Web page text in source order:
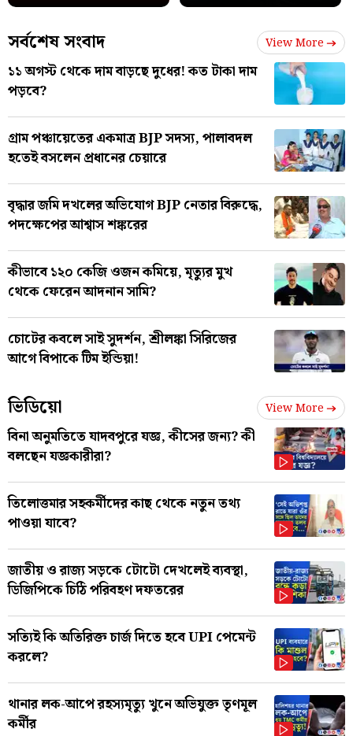
সর্বশেষ সংবাদ View More
১১ অগস্ট থেকে দাম বাড়ছে দুধের! কত টাকা দাম
পড়বে?
গ্রাম পঞ্চায়েতের একমাত্র BJP সদস্য, পালাবদল
হতেই বসলেন প্রধানের চেয়ারে
বৃদ্ধার জমি দখলের অভিযোগ BJP নেতার বিরুদ্ধে,
পদক্ষেপের আশ্বাস শঙ্করের
কীভাবে ১২০ কেজি ওজন কমিয়ে, মৃত্যুর মুখ
থেকে ফেরেন আদনান সামি?
চোটের কবলে সাই সুদর্শন, শ্রীলঙ্কা সিরিজের
আগে বিপাকে টিম ইন্ডিয়া!
ভিডিয়ো View More
বিনা অনুমতিতে যাদবপুরে যজ্ঞ, কীসের জন্য? কী
বলছেন যজ্ঞকারীরা?
তিলোত্তমার সহকর্মীদের কাছ থেকে নতুন তথ্য
পাওয়া যাবে?
জাতীয় ও রাজ্য সড়কে টোটো দেখলেই ব্যবস্থা,
ডিজিপিকে চিঠি পরিবহণ দফতরের
সত্যিই কি অতিরিক্ত চার্জ দিতে হবে UPI পেমেন্ট
করলে?
থানার লক-আপে রহস্যমৃত্যু খুনে অভিযুক্ত তৃণমূল
কর্মীর